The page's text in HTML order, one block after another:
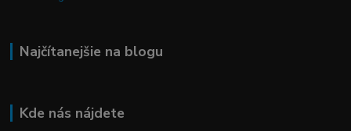
Najčítanejšie na blogu
Kde nás nájdete